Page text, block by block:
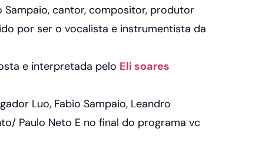
Sampaio, cantor, compositor, produtor
por ser o vocalista e instrumentista da
e interpretada pelo Eli soares
Luo, Fabio Sampaio, Leandro
Paulo Neto E no final do programa vc